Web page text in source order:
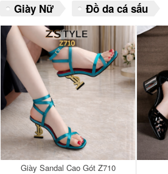
Giày Nữ Đồ da cá sấu
Giày Sandal Cao Gót Z710